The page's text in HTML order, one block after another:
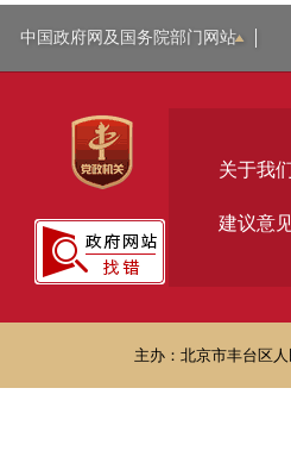
中国政府网及国务院部门网站
关于我
建议意
主办：北京市丰台区